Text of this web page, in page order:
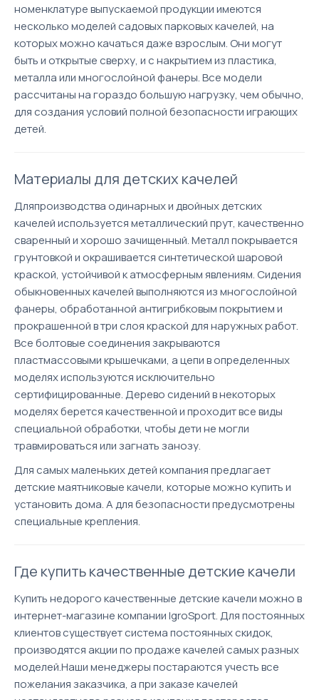
номенклатуре выпускаемой продукции имеются
несколько моделей садовых парковых качелей, на
которых можно качаться даже взрослым. Они могут
быть и открытые сверху, и с накрытием из пластика,
металла или многослойной фанеры. Все модели
рассчитаны на гораздо большую нагрузку, чем обычно,
для создания условий полной безопасности играющих
детей.
Материалы для детских качелей
Дляпроизводства одинарных и двойных детских
качелей используется металлический прут, качественно
сваренный и хорошо зачищенный. Металл покрывается
грунтовкой и окрашивается синтетической шаровой
краской, устойчивой к атмосферным явлениям. Сидения
обыкновенных качелей выполняются из многослойной
фанеры, обработанной антигрибковым покрытием и
прокрашенной в три слоя краской для наружных работ.
Все болтовые соединения закрываются
пластмассовыми крышечками, а цепи в определенных
моделях используются исключительно
сертифицированные. Дерево сидений в некоторых
моделях берется качественной и проходит все виды
специальной обработки, чтобы дети не могли
травмироваться или загнать занозу.
Для самых маленьких детей компания предлагает
детские маятниковые качели, которые можно купить и
установить дома. А для безопасности предусмотрены
специальные крепления.
Где купить качественные детские качели
Купить недорого качественные детские качели можно в
интернет-магазине компании IgroSport. Для постоянных
клиентов существует система постоянных скидок,
производятся акции по продаже качелей самых разных
моделей.Наши менеджеры постараются учесть все
пожелания заказчика, а при заказе качелей